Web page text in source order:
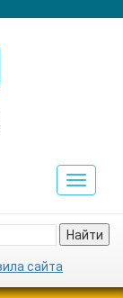
Toggle
Найти
сайта